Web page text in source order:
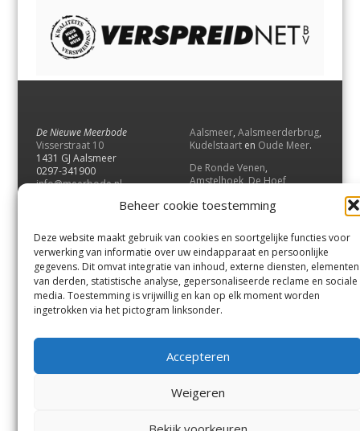
Beheer cookie toestemming
Deze website maakt gebruik van cookies en soortgelijke functies voor
verwerking van informatie over uw eindapparaat en persoonlijke
gegevens. Dit omvat integratie van inhoud, externe diensten, elementen
van derden, statistische analyse, gepersonaliseerde reclame en sociale
media. Toestemming is vrijwillig en kan op elk moment worden
ingetrokken via het pictogram linksonder.
Accepteren
Weigeren
De Nieuwe Meerbode
Visserstraat 10
1431 GJ Aalsmeer
0297-341900
info@meerbode.nl
Aalsmeer, Aalsmeerderbrug,
Kudelstaart en Oude Meer.
De Ronde Venen,
Amstelhoek,De Hoef,
Vrouwenakker,Waverveen
UithoornenDe Kwakel.
Contact
Andere uitgaven
Bezorgklacht
Vacatures
Voorwaarden
Privacyverklaring